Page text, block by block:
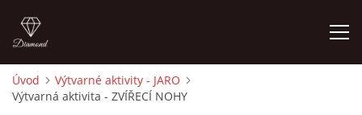
ÚVOD
Úvod
Výtvarné aktivity - JARO
Výtvarná aktivita - ZVÍŘECÍ NOHY